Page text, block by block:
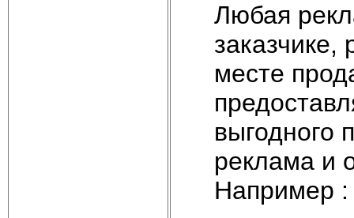
Любая
заказчике,
месте
выгодного
реклама и
Например :